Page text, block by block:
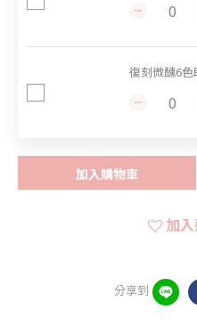
復刻微醺6色
加入購物車
加
分享到